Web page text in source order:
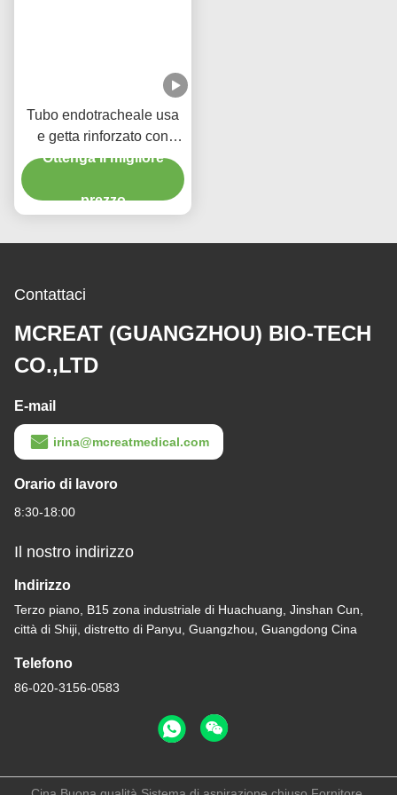
Tubo endotracheale usa
e getta rinforzato con
portale di aspirazione
in PU
Ottenga il migliore
prezzo
Contattaci
MCREAT (GUANGZHOU) BIO-TECH
CO.,LTD
E-mail
irina@mcreatmedical.com
Orario di lavoro
8:30-18:00
Il nostro indirizzo
Indirizzo
Terzo piano, B15 zona industriale di Huachuang, Jinshan Cun,
città di Shiji, distretto di Panyu, Guangzhou, Guangdong Cina
Telefono
86-020-3156-0583
Good day, what product are you looking for?